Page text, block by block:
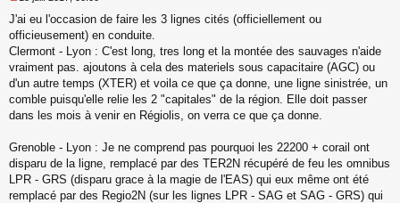
e
s
s
g
e
n
o
u
J'ai eu l'occasion de faire les 3 lignes cités (officiellement ou
officieusement) en conduite.
Clermont - Lyon : C'est long, tres long et la montée des sauvages n'aide
vraiment pas. ajoutons à cela des materiels sous capacitaire (AGC) ou
d'un autre temps (XTER) et voila ce que ça donne, une ligne sinistrée, un
comble puisqu'elle relie les 2 "capitales" de la région. Elle doit passer
dans les mois à venir en Régiolis, on verra ce que ça donne.
Grenoble - Lyon : Je ne comprend pas pourquoi les 22200 + corail ont
disparu de la ligne, remplacé par des TER2N récupéré de feu les omnibus
LPR - GRS (disparu grace à la magie de l'EAS) qui eux même ont été
remplacé par des Regio2N (sur les lignes LPR - SAG et SAG - GRS) qui